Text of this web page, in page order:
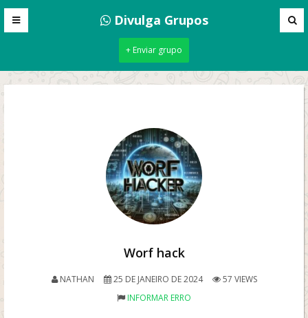
Divulga Grupos
+ Enviar grupo
Worf hack
NATHAN 25 DE JANEIRO DE 2024
57 VIEWS
INFORMAR ERRO